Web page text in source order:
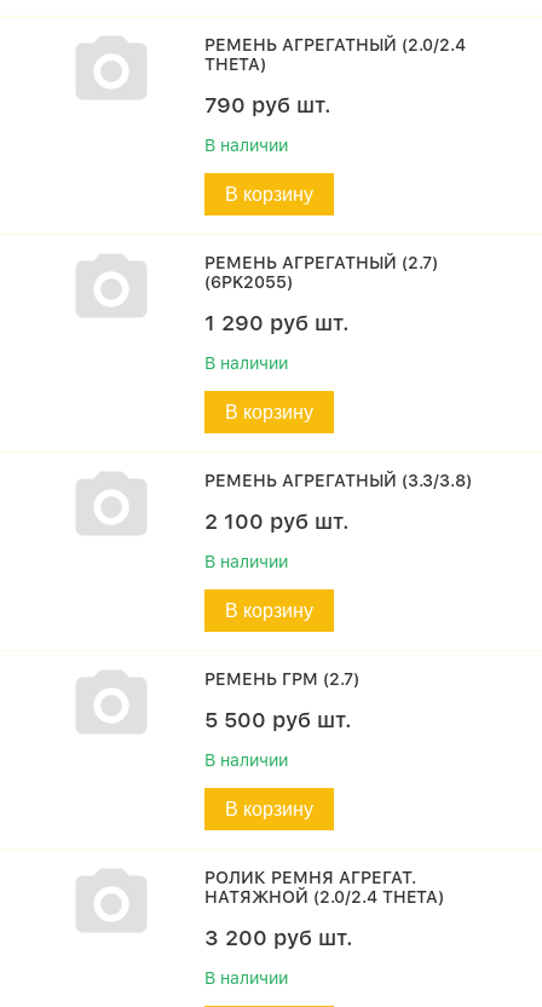
РЕМЕНЬ АГРЕГАТНЫЙ (2.0/2.4
THETA)
790 руб шт.
В наличии
В корзину
РЕМЕНЬ АГРЕГАТНЫЙ (2.7)
(6PK2055)
1 290 руб шт.
В наличии
В корзину
РЕМЕНЬ АГРЕГАТНЫЙ (3.3/3.8)
2 100 руб шт.
В наличии
В корзину
РЕМЕНЬ ГРМ (2.7)
5 500 руб шт.
В наличии
В корзину
РОЛИК РЕМНЯ АГРЕГАТ.
НАТЯЖНОЙ (2.0/2.4 THETA)
3 200 руб шт.
В наличии